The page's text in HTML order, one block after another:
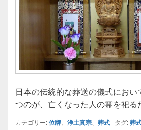
日本の伝統的な葬送の儀式にお
つのが、亡くなった人の霊を祀る
カテゴリー:位牌 浄土真宗 葬式 | タグ:葬